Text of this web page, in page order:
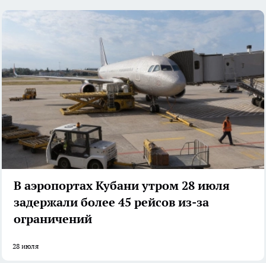
В аэропортах Кубани утром 28 июля
задержали более 45 рейсов из-за
ограничений
28 июля